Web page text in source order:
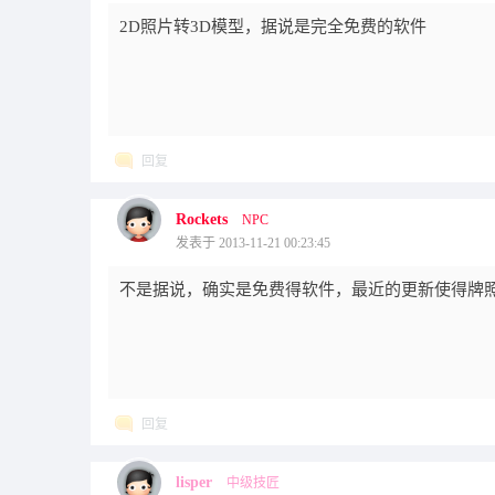
2D照片转3D模型，据说是完全免费的软件
回复
Rockets
NPC
发表于 2013-11-21 00:23:45
不是据说，确实是免费得软件，最近的更新使得牌
回复
lisper
中级技匠